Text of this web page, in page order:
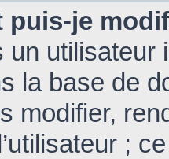
puis-je
un
la base de
modifier,
;